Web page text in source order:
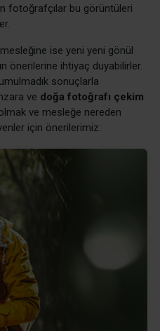
fotoğrafçılar bu görüntüleri
ise yeni yeni gönül
önerilerine ihtiyaç duyabilirler.
sonuçlarla
ve doğa fotoğrafı çekim
ve mesleğe nereden
için önerilerimiz: